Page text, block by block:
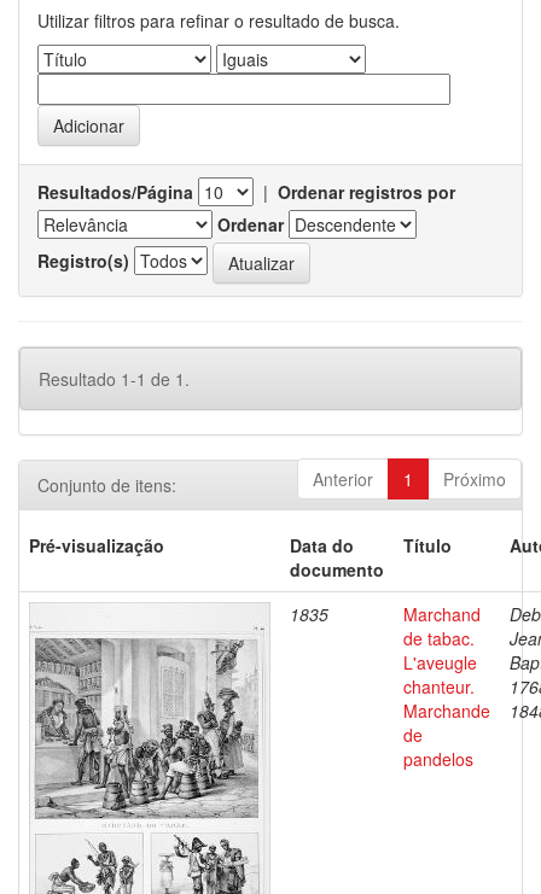
Utilizar filtros para refinar o resultado de busca.
Resultados/Página | Ordenar registros por
Ordenar
Registro(s)
Resultado 1-1 de 1.
Anterior 1 Próximo
Conjunto de itens:
Pré-visualização
Data do
documento
Título
1835
Marchand
de tabac.
L'aveugle
chanteur.
Marchande
de
pandelos